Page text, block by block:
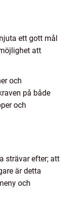
ett gott mål
att
och
på både
och
strävar efter; att
är detta
och